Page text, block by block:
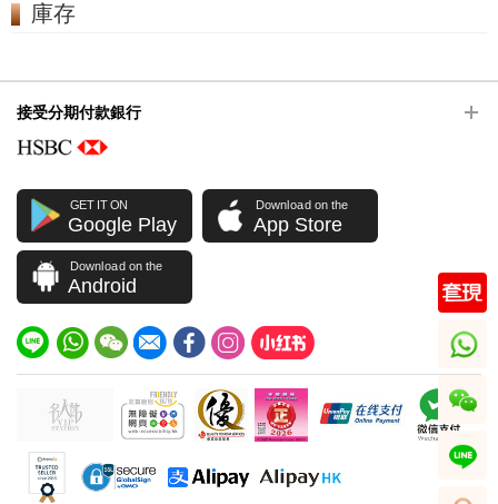
庫存
接受分期付款銀行
GET IT ON
Google Play
Download on the
App Store
Download on the
Android
whatsapp